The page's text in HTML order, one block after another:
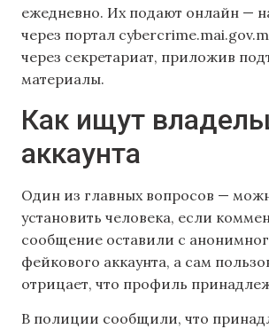
ежедневно. Их подают онлайн —
через портал
через секретариат, приложив
материалы.
Как ищут
аккаунта
Один из главных вопросов —
установить человека, если
сообщение оставили с
фейкового аккаунта, а сам
отрицает, что профиль
В полиции сообщили, что